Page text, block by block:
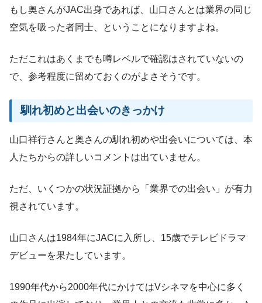
もし奥さんがJAC出身であれば、山口さんとは業界の同じ
空気を吸った者同士、ということになりますよね。
ただこれはあくまでも噂レベルで確認はされていないの
で、参考程度に留めておくのがよさそうです。
馴れ初めと出会いのきっかけ
山口祥行さんと奥さんの馴れ初めや出会いについては、本
人たちからの詳しいコメントは出ていません。
ただ、いくつかの状況証拠から「業界での出会い」が有力
視されています。
山口さんは1984年にJACに入所し、15歳でテレビドラマ
デビューを果たしています。
1990年代から2000年代にかけてはVシネマを中心に多く